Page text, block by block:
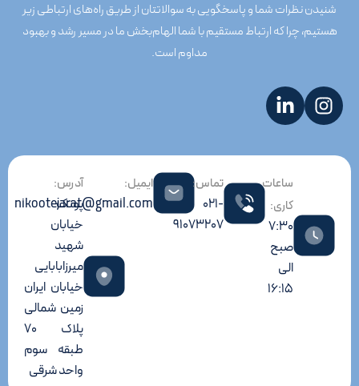
شنیدن نظرات شما و پاسخگویی به سوالاتتان از طریق راه‌های ارتباطی زیر
هستیم، چرا که ارتباط مستقیم با شما الهام‌بخش ما در مسیر رشد و بهبود
مداوم است.
آدرس:
پونک
خیابان
شهید
میرزابابایی
خیابان ایران
زمین شمالی
پلاک 70
طبقه سوم
واحد شرقی
ایمیل:
nikootejarat@gmail.com
تماس:
021-
91073207
ساعات
کاری:
7:30
صبح
الی
16:15